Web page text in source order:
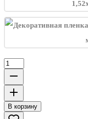
В корзину